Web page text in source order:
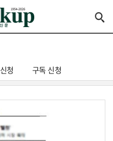
청 구독 신청